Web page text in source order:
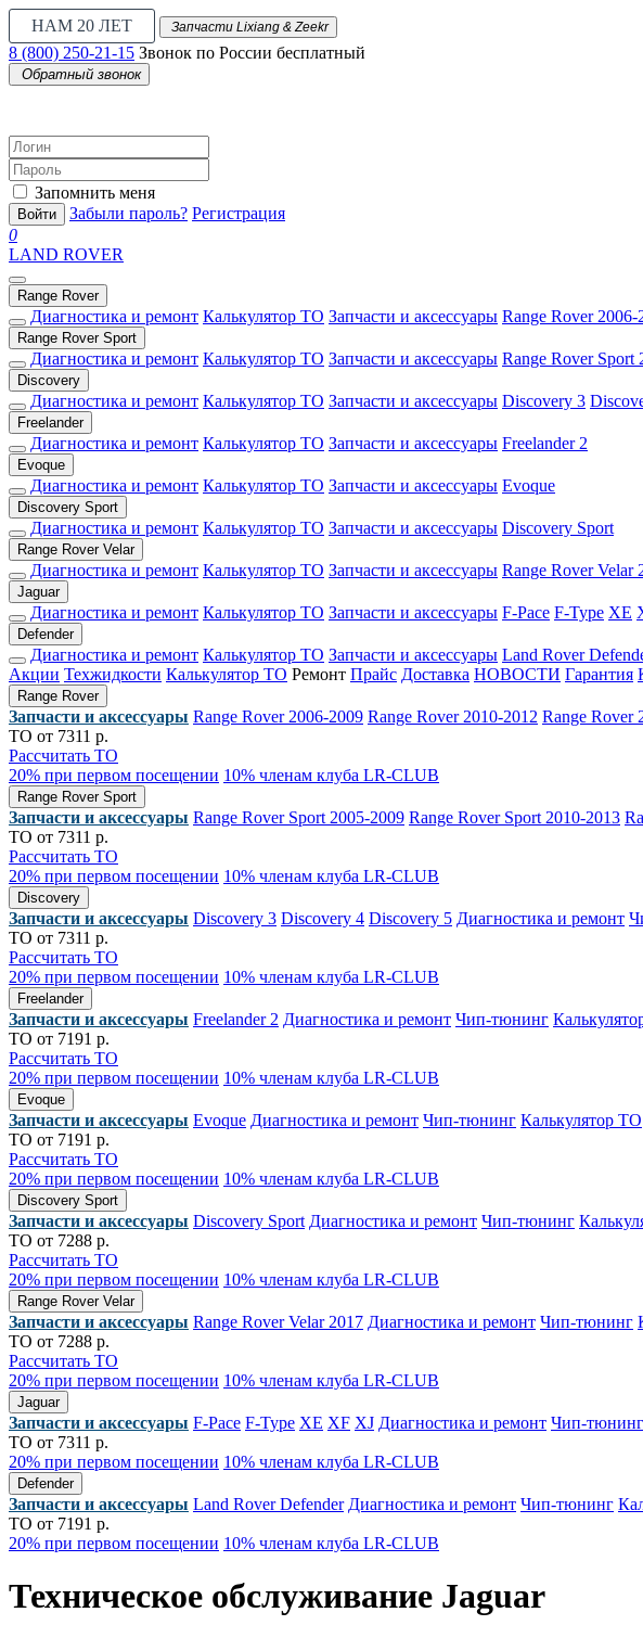
НАМ 20 ЛЕТ Запчасти Lixiang & Zeekr
8 (800) 250-21-15 Звонок по России бесплатный
Обратный звонок
Запомнить меня
Войти Забыли пароль? Регистрация
0
LAND ROVER
Range Rover
Диагностика и ремонт Калькулятор ТО Запчасти и аксессуары Range Rover 2006-
Range Rover Sport
Диагностика и ремонт Калькулятор ТО Запчасти и аксессуары Range Rover Sport
Discovery
Диагностика и ремонт Калькулятор ТО Запчасти и аксессуары Discovery 3
Freelander
Диагностика и ремонт Калькулятор ТО Запчасти и аксессуары Freelander 2
Evoque
Диагностика и ремонт Калькулятор ТО Запчасти и аксессуары Evoque
Discovery Sport
Диагностика и ремонт Калькулятор ТО Запчасти и аксессуары Discovery Sport
Range Rover Velar
Диагностика и ремонт Калькулятор ТО Запчасти и аксессуары Range Rover Velar
Jaguar
Диагностика и ремонт Калькулятор ТО Запчасти и аксессуары F-Pace F-Type XE
Defender
Диагностика и ремонт Калькулятор ТО Запчасти и аксессуары Land Rover
Акции Техжидкости Калькулятор ТО Ремонт Прайс Доставка НОВОСТИ Гарантия
Range Rover
Запчасти и аксессуары Range Rover 2006-2009 Range Rover 2010-2012 Range Rover
ТО от 7311 р.
Рассчитать ТО
20% при первом посещении 10% членам клуба LR-CLUB
Range Rover Sport
Запчасти и аксессуары Range Rover Sport 2005-2009 Range Rover Sport 2010-2013
ТО от 7311 р.
Рассчитать ТО
20% при первом посещении 10% членам клуба LR-CLUB
Discovery
Запчасти и аксессуары Discovery 3 Discovery 4 Discovery 5 Диагностика и ремонт
ТО от 7311 р.
Рассчитать ТО
20% при первом посещении 10% членам клуба LR-CLUB
Freelander
Запчасти и аксессуары Freelander 2 Диагностика и ремонт Чип-тюнинг
ТО от 7191 р.
Рассчитать ТО
20% при первом посещении 10% членам клуба LR-CLUB
Evoque
Запчасти и аксессуары Evoque Диагностика и ремонт Чип-тюнинг Калькулятор ТО
ТО от 7191 р.
Рассчитать ТО
20% при первом посещении 10% членам клуба LR-CLUB
Discovery Sport
Запчасти и аксессуары Discovery Sport Диагностика и ремонт Чип-тюнинг
ТО от 7288 р.
Рассчитать ТО
20% при первом посещении 10% членам клуба LR-CLUB
Range Rover Velar
Запчасти и аксессуары Range Rover Velar 2017 Диагностика и ремонт Чип-тюнинг
ТО от 7288 р.
Рассчитать ТО
20% при первом посещении 10% членам клуба LR-CLUB
Jaguar
Запчасти и аксессуары F-Pace F-Type XE XF XJ Диагностика и ремонт Чип-тюнинг
ТО от 7311 р.
20% при первом посещении 10% членам клуба LR-CLUB
Defender
Запчасти и аксессуары Land Rover Defender Диагностика и ремонт Чип-тюнинг
ТО от 7191 р.
20% при первом посещении 10% членам клуба LR-CLUB
Техническое обслуживание Jaguar